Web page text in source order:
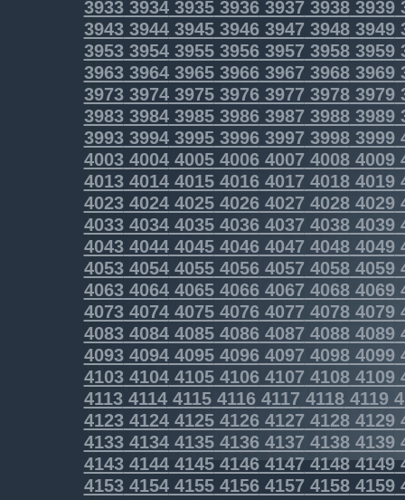
3933393439353936393739383939
3943394439453946394739483949
3953395439553956395739583959
3963396439653966396739683969
3973397439753976397739783979
3983398439853986398739883989
3993399439953996399739983999
4003400440054006400740084009
40134014401540164017 40184019
4023402440254026402740284029
40334034403540364037 40384039
40434044404540464047 40484049
40534054405540564057 40584059
4063406440654066406740684069
40734074407540764077 40784079
40834084408540864087 40884089
40934094409540964097 40984099
41034104410541064107 41084109
41134114411541164117 41184119
41234124412541264127 41284129
41334134413541364137 41384139
4143414441454146414741484149
4153415441554156415741584159